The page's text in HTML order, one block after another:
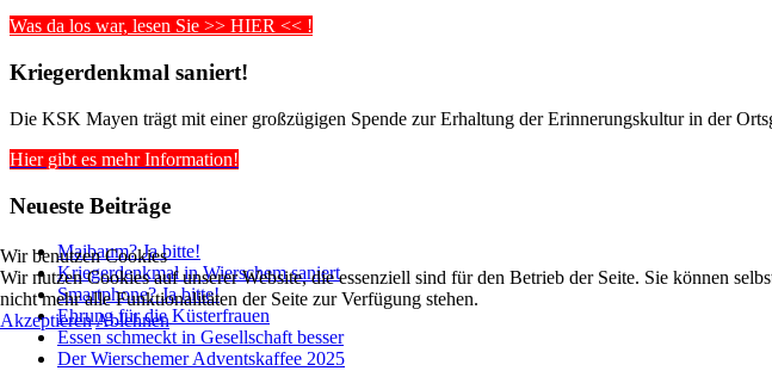
Was da los war, lesen Sie >> HIER << !
Kriegerdenkmal saniert!
Die KSK Mayen trägt mit einer großzügigen Spende zur Erhaltung der Erinnerungskultur in der
Hier gibt es mehr Information!
Neueste Beiträge
Maibaum? Ja bitte!
Kriegerdenkmal in Wierschem saniert
Smartphone? Ja bitte!
Ehrung für die Küsterfrauen
Essen schmeckt in Gesellschaft besser
Der Wierschemer Adventskaffee 2025
Wir benutzen Cookies
Wir nutzen Cookies auf unserer Website, die essenziell sind für den Betrieb der Seite. Sie können
nicht mehr alle Funktionalitäten der Seite zur Verfügung stehen.
AkzeptierenAblehnen